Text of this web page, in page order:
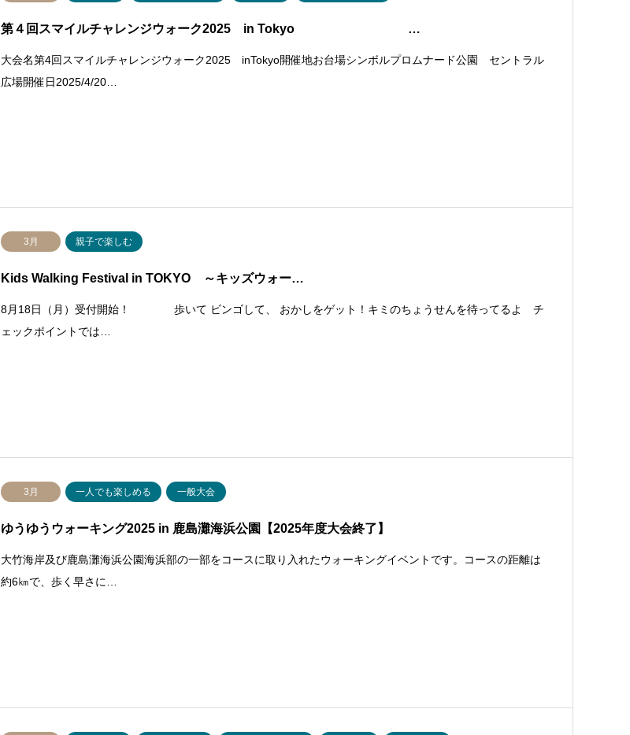
第４回スマイルチャレンジウォーク2025 in Tokyo …
大会名第4回スマイルチャレンジウォーク2025 inTokyo開催地お台場シンボルプロムナード公園 セントラル
広場開催日2025/4/20…
3月 親子で楽しむ
Kids Walking Festival in TOKYO ～キッズウォー…
8月18日（月）受付開始！ 歩いて ビンゴして、 おかしをゲット！キミのちょうせんを待ってるよ チ
ェックポイントでは…
3月 一人でも楽しめる 一般大会
ゆうゆうウォーキング2025 in 鹿島灘海浜公園【2025年度大会終了】
大竹海岸及び鹿島灘海浜公園海浜部の一部をコースに取り入れたウォーキングイベントです。コースの距離は
約6㎞で、歩く早さに…